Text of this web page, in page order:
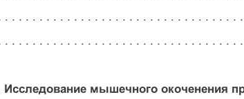
. . . . . . . . . . . . . . . . . . . . . . . . . . . . . . . . . .
. . . . . . . . . . . . . . . . . . . . . . . . . . . . . . . . . .
Исследование мышечного окоченения